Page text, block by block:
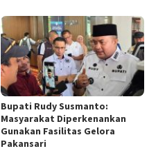
Bupati Rudy Susmanto:
Masyarakat Diperkenankan
Gunakan Fasilitas Gelora
Pakansari